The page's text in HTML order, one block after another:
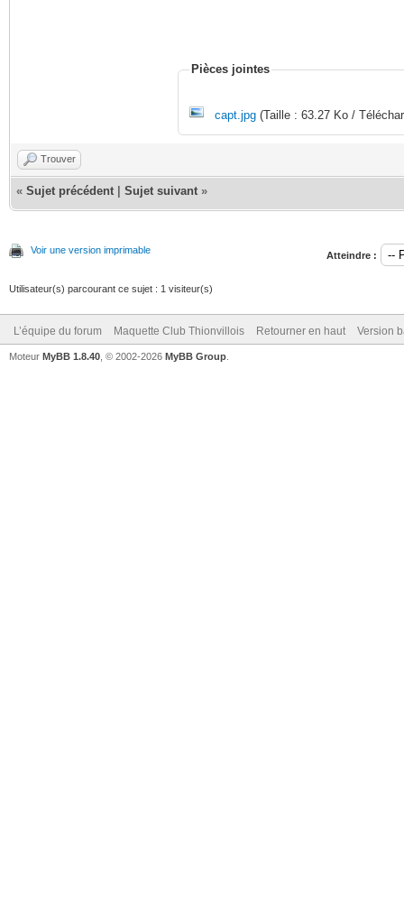
Pièces jointes
capt.jpg(Taille : 63.27 Ko /
Trouver
« Sujet précédent Sujet suivant »
Voir une version imprimable Atteindre :
Utilisateur(s) parcourant ce sujet : 1 visiteur(s)
L’équipe du forum Maquette Club Thionvillois Retourner en haut Version
Moteur MyBB 1.8.40 , © 2002-2026 MyBB Group